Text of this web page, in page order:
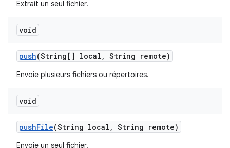
Extrait un seul fichier.
void
push(String[] local , String remote)
Envoie plusieurs fichiers ou répertoires.
void
pushFile(String local , String remote)
Envoie un seul fichier.